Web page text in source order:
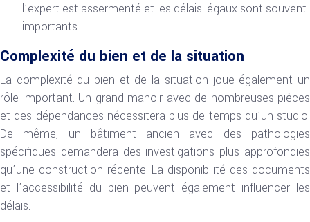
l’expert est assermenté et les délais légaux sont souvent
importants.
Complexité du bien et de la situation
La complexité du bien et de la situation joue également un
rôle important. Un grand manoir avec de nombreuses pièces
et des dépendances nécessitera plus de temps qu’un studio.
De même, un bâtiment ancien avec des pathologies
spécifiques demandera des investigations plus approfondies
qu’une construction récente. La disponibilité des documents
et l’accessibilité du bien peuvent également influencer les
délais.